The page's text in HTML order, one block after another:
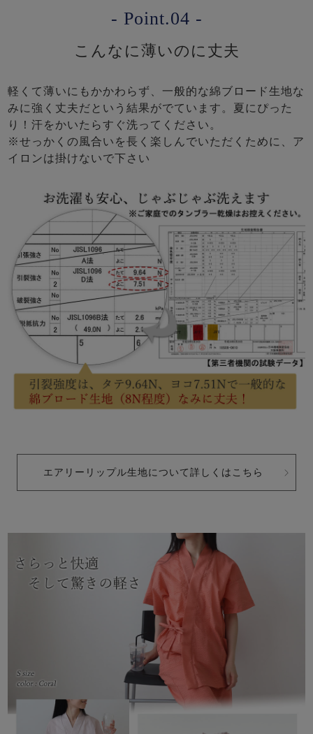
- Point.04 -
こんなに薄いのに丈夫
軽くて薄いにもかかわらず、一般的な綿ブロード生地な
みに強く丈夫だという結果がでています。夏にぴった
り！汗をかいたらすぐ洗ってください。
※せっかくの風合いを長く楽しんでいただくために、ア
イロンは掛けないで下さい
エアリーリップル生地について詳しくはこちら